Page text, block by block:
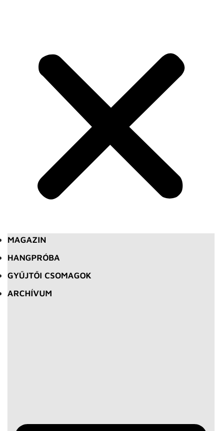
MAGAZIN
HANGPRÓBA
GYŰJTŐI CSOMAGOK
ARCHÍVUM